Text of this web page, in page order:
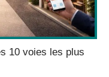
10 voies les plus